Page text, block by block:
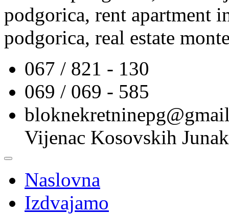
podgorica, rent apartment
podgorica, real estate
067 / 821 - 130
069 / 069 - 585
Vijenac Kosovskih
Naslovna
Izdvajamo